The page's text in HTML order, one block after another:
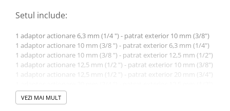
VW
Scule pneumatice
Pistoale pneumatice
Alte Scule Pneumatice
Biax & slefuitor
Setul include:
1 adaptor actionare 6,3 mm (1/4 ") - patrat exterior 10 mm (3/8")
1 adaptor actionare 10 mm (3/8 ") - patrat exterior 6,3 mm (1/4")
1 adaptor actionare 10 mm (3/8 ") - patrat exterior 12,5 mm (1/2")
1 adaptor actionare 12,5 mm (1/2 ") - patrat exterior 10 mm (3/8")
1 adaptor actionare 12,5 mm (1/2 ") - patrat exterior 20 mm (3/4")
Date tehnice:
VEZI MAI MULT